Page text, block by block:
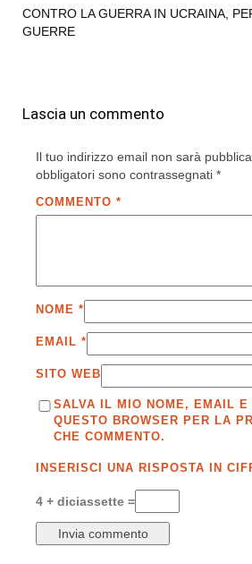
CONTRO LA GUERRA IN UCRAINA,
GUERRE
Lascia un commento
Il tuo indirizzo email non sarà
obbligatori sono contrassegnati *
COMMENTO *
NOME *
EMAIL *
SITO WEB
SALVA IL MIO NOME, EMAIL E
QUESTO BROWSER PER LA
CHE COMMENTO.
INSERISCI UNA RISPOSTA IN
4 + diciassette =